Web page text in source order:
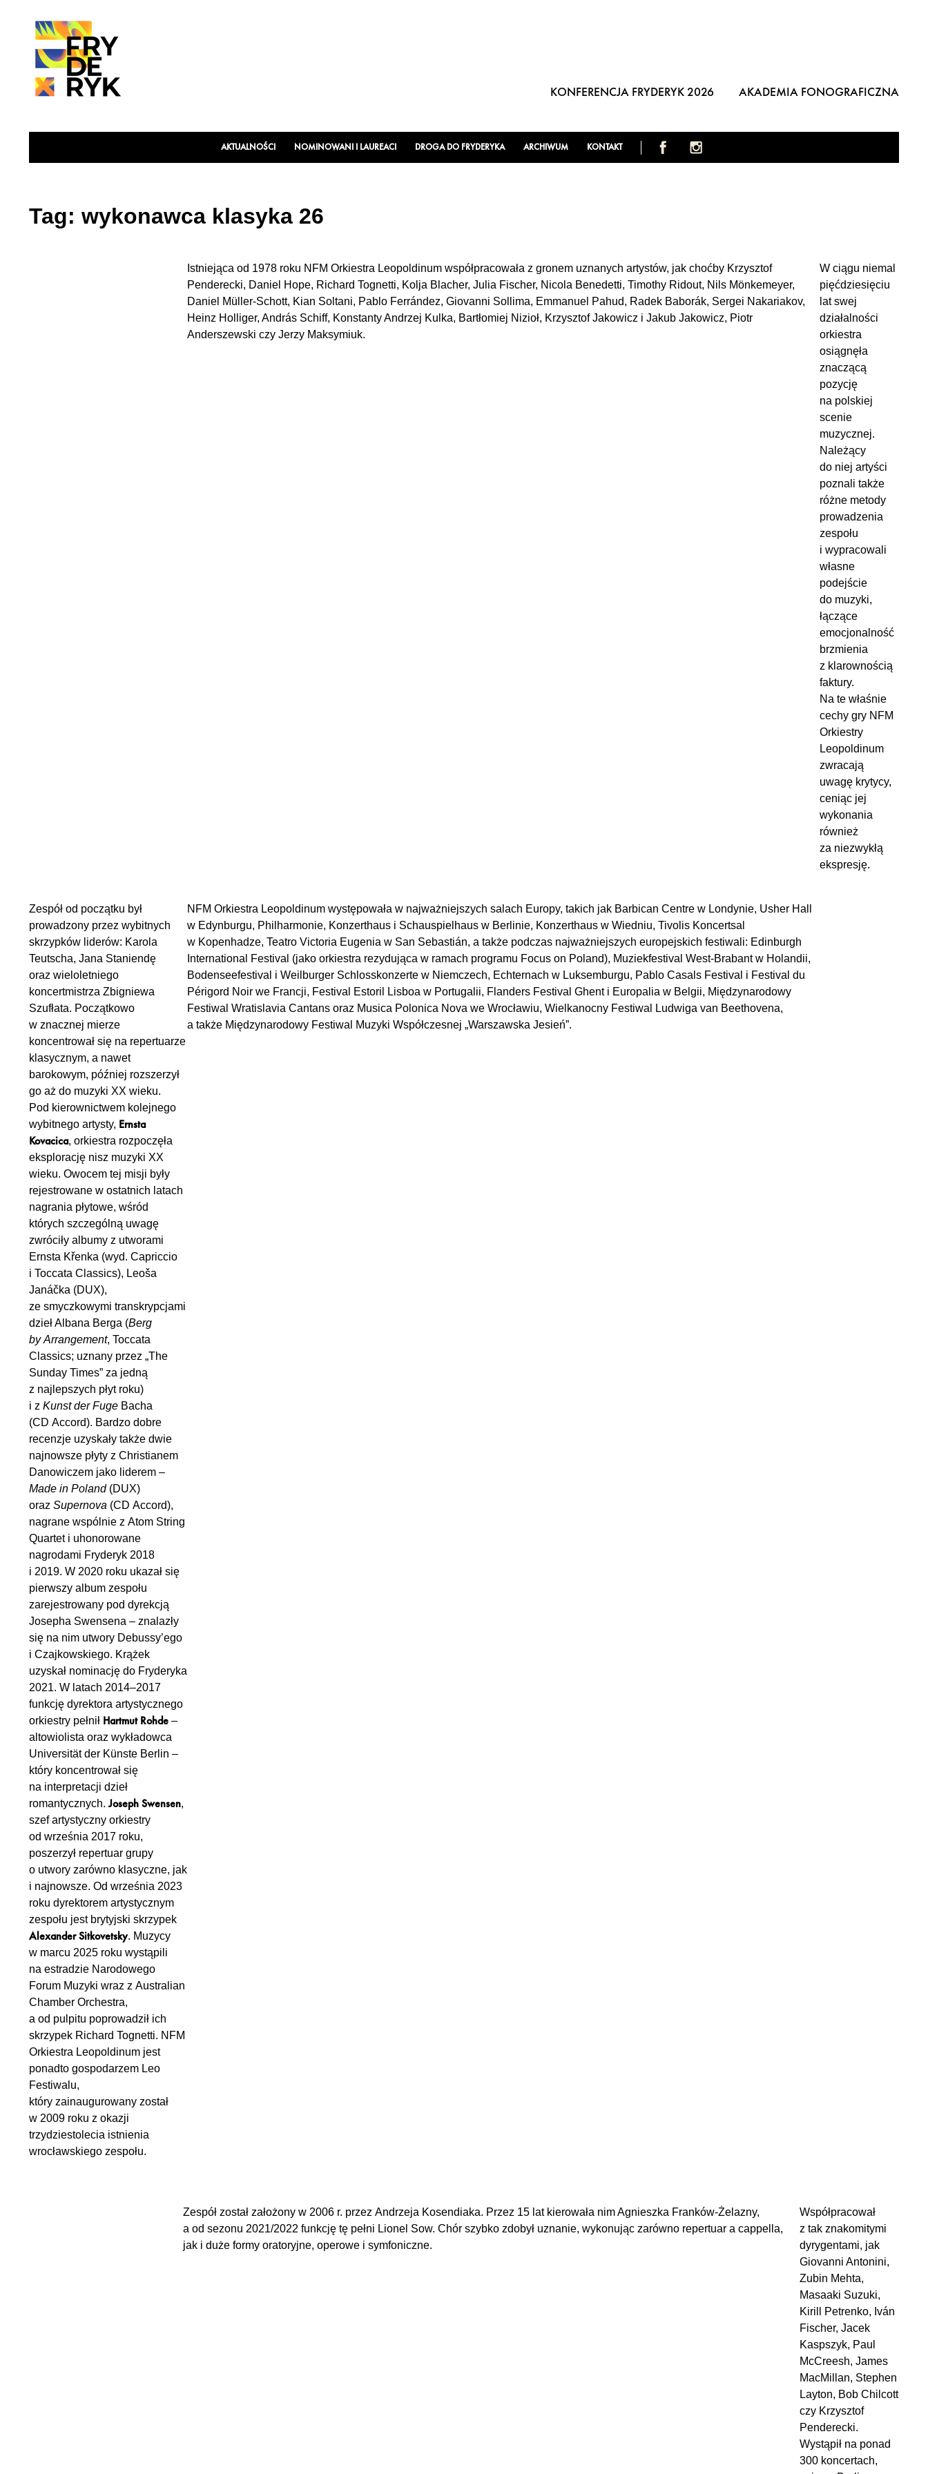
AKTUALNOŚCI NOMINOWANI I LAUREACI DROGA DO FRYDERYKA ARCHIWUM KONTAKT
KONFERENCJA FRYDERYK 2026 AKADEMIA FONOGRAFICZNA
Tag: wykonawca klasyka 26
Istniejąca od 1978 roku NFM Orkiestra Leopoldinum współpracowała z gronem uznanych artystów, jak choćby Krzysztof
Penderecki, Daniel Hope, Richard Tognetti, Kolja Blacher, Julia Fischer, Nicola Benedetti, Timothy Ridout, Nils Mönkemeyer,
Daniel Müller-Schott, Kian Soltani, Pablo Ferrández, Giovanni Sollima, Emmanuel Pahud, Radek Baborák, Sergei Nakariakov,
Heinz Holliger, András Schiff, Konstanty Andrzej Kulka, Bartłomiej Nizioł, Krzysztof Jakowicz i Jakub Jakowicz, Piotr
Anderszewski czy Jerzy Maksymiuk.
W ciągu niemal
pięćdziesięciu
lat swej
działalności
orkiestra
osiągnęła
znaczącą
pozycję
na polskiej
scenie
muzycznej.
Należący
do niej artyści
poznali także
różne metody
prowadzenia
zespołu
i wypracowali
własne
podejście
do muzyki,
łączące
emocjonalność
brzmienia
z klarownością
faktury.
Na te właśnie
cechy gry NFM
Orkiestry
Leopoldinum
zwracają
uwagę krytycy,
ceniąc jej
wykonania
również
za niezwykłą
ekspresję.
Zespół od początku był
prowadzony przez wybitnych
skrzypków liderów: Karola
Teutscha, Jana Staniendę
oraz wieloletniego
koncertmistrza Zbigniewa
Szufłata. Początkowo
w znacznej mierze
koncentrował się na repertuarze
klasycznym, a nawet
barokowym, później rozszerzył
go aż do muzyki XX wieku.
Pod kierownictwem kolejnego
wybitnego artysty, Ernsta
Kovacica, orkiestra rozpoczęła
eksplorację nisz muzyki XX
wieku. Owocem tej misji były
rejestrowane w ostatnich latach
nagrania płytowe, wśród
których szczególną uwagę
zwróciły albumy z utworami
Ernsta Křenka (wyd. Capriccio
i Toccata Classics), Leoša
Janáčka (DUX),
ze smyczkowymi transkrypcjami
dzieł Albana Berga (Berg
by Arrangement, Toccata
Classics; uznany przez „The
Sunday Times” za jedną
z najlepszych płyt roku)
i z Kunst der Fuge Bacha
(CD Accord). Bardzo dobre
recenzje uzyskały także dwie
najnowsze płyty z Christianem
Danowiczem jako liderem –
Made in Poland(DUX)
oraz Supernova (CD Accord),
nagrane wspólnie z Atom String
Quartet i uhonorowane
nagrodami Fryderyk 2018
i 2019. W 2020 roku ukazał się
pierwszy album zespołu
zarejestrowany pod dyrekcją
Josepha Swensena – znalazły
się na nim utwory Debussy’ego
i Czajkowskiego. Krążek
uzyskał nominację do Fryderyka
2021. W latach 2014–2017
funkcję dyrektora artystycznego
orkiestry pełnił Hartmut Rohde –
altowiolista oraz wykładowca
Universität der Künste Berlin –
który koncentrował się
na interpretacji dzieł
romantycznych.Joseph Swensen,
szef artystyczny orkiestry
od września 2017 roku,
poszerzył repertuar grupy
o utwory zarówno klasyczne, jak
i najnowsze. Od września 2023
roku dyrektorem artystycznym
zespołu jest brytyjski skrzypek
Alexander Sitkovetsky. Muzycy
w marcu 2025 roku wystąpili
na estradzie Narodowego
Forum Muzyki wraz z Australian
Chamber Orchestra,
a od pulpitu poprowadził ich
skrzypek Richard Tognetti. NFM
Orkiestra Leopoldinum jest
ponadto gospodarzem Leo
Festiwalu,
który zainaugurowany został
w 2009 roku z okazji
trzydziestolecia istnienia
wrocławskiego zespołu.
NFM Orkiestra Leopoldinum występowała w najważniejszych salach Europy, takich jak Barbican Centre w Londynie, Usher Hall
w Edynburgu, Philharmonie, Konzerthaus i Schauspielhaus w Berlinie, Konzerthaus w Wiedniu, Tivolis Koncertsal
w Kopenhadze, Teatro Victoria Eugenia w San Sebastián, a także podczas najważniejszych europejskich festiwali: Edinburgh
International Festival (jako orkiestra rezydująca w ramach programu Focus on Poland), Muziekfestival West-Brabant w Holandii,
Bodenseefestival i Weilburger Schlosskonzerte w Niemczech, Echternach w Luksemburgu, Pablo Casals Festival i Festival du
Périgord Noir we Francji, Festival Estoril Lisboa w Portugalii, Flanders Festival Ghent i Europalia w Belgii, Międzynarodowy
Festiwal Wratislavia Cantans oraz Musica Polonica Nova we Wrocławiu, Wielkanocny Festiwal Ludwiga van Beethovena,
a także Międzynarodowy Festiwal Muzyki Współczesnej „Warszawska Jesień”.
Zespół został założony w 2006 r. przez Andrzeja Kosendiaka. Przez 15 lat kierowała nim Agnieszka Franków-Żelazny,
a od sezonu 2021/2022 funkcję tę pełni Lionel Sow. Chór szybko zdobył uznanie, wykonując zarówno repertuar a cappella,
jak i duże formy oratoryjne, operowe i symfoniczne.
Współpracował
z tak znakomitymi
dyrygentami, jak
Giovanni Antonini,
Zubin Mehta,
Masaaki Suzuki,
Kirill Petrenko, Iván
Fischer, Jacek
Kaspszyk, Paul
McCreesh, James
MacMillan, Stephen
Layton, Bob Chilcott
czy Krzysztof
Penderecki.
Wystąpił na ponad
300 koncertach,